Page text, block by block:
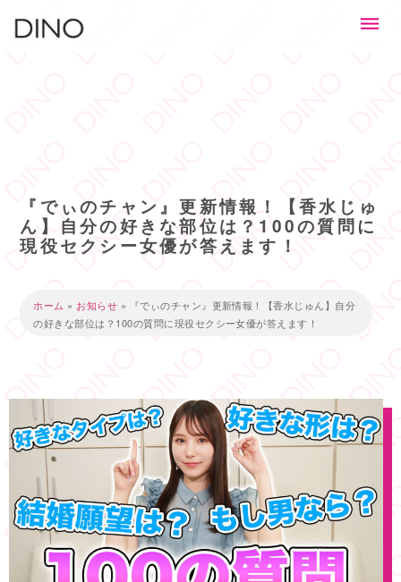
『でぃのチャン』更新情報！【香水じゅ
ん】自分の好きな部位は？100の質問に
現役セクシー女優が答えます！
ホーム » お知らせ »
『でぃのチャン』更新情報！【香水じゅん】自分
の好きな部位は？100の質問に現役セクシー女優が答えます！